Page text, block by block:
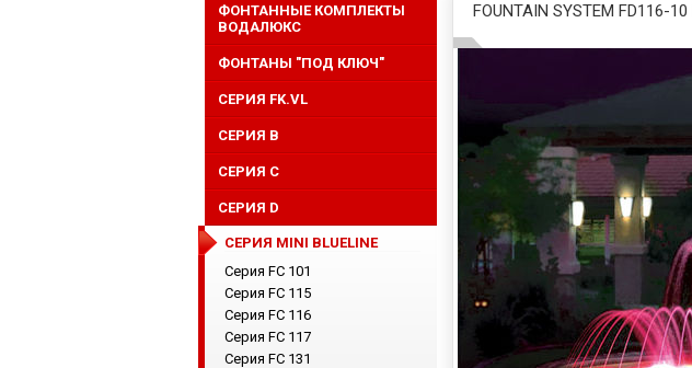
FOUNTAIN SYSTEM
ФОНТАННЫЕ КОМПЛЕКТЫ
ВОДАЛЮКС
ФОНТАНЫ "ПОД КЛЮЧ"
СЕРИЯ FK.VL
СЕРИЯ B
СЕРИЯ C
СЕРИЯ D
СЕРИЯ MINI BLUELINE
Серия FС 101
Серия FС 115
Серия FС 116
Серия FC 117
Серия FC 131